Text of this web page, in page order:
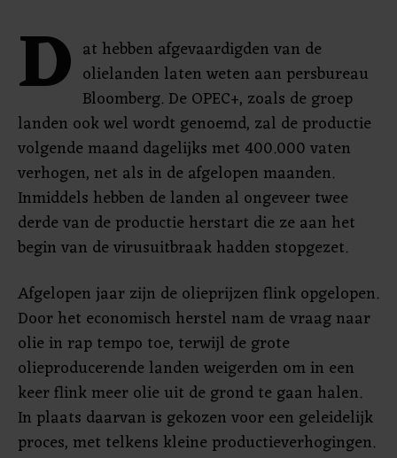
D at hebben afgevaardigden van de
olielanden laten weten aan persbureau
Bloomberg. De OPEC+, zoals de groep
landen ook wel wordt genoemd, zal de productie
volgende maand dagelijks met 400.000 vaten
verhogen, net als in de afgelopen maanden.
Inmiddels hebben de landen al ongeveer twee
derde van de productie herstart die ze aan het
begin van de virusuitbraak hadden stopgezet.
Afgelopen jaar zijn de olieprijzen flink opgelopen.
Door het economisch herstel nam de vraag naar
olie in rap tempo toe, terwijl de grote
olieproducerende landen weigerden om in een
keer flink meer olie uit de grond te gaan halen.
In plaats daarvan is gekozen voor een geleidelijk
proces, met telkens kleine productieverhogingen.